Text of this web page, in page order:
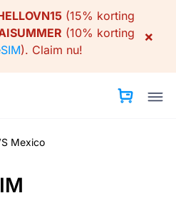
(15% korting
(10% korting
). Claim nu!
×
Mexico